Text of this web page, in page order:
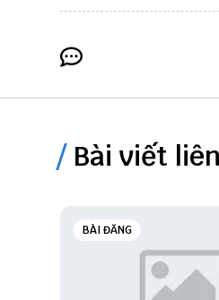
Bài viết
BÀI ĐĂNG